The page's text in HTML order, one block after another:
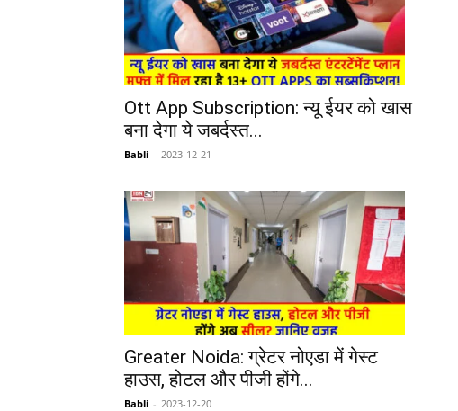
Ott App Subscription: न्यू ईयर को खास
बना देगा ये जबर्दस्त...
Babli - 2023-12-21
Greater Noida: ग्रेटर नोएडा में गेस्ट
हाउस, होटल और पीजी होंगे...
Babli - 2023-12-20